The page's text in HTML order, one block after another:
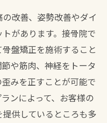
改善、姿勢改善やダイ
があります。接骨院で
盤矯正を施術すること
や筋肉、神経をトータ
みを正すことが可能で
ンによって、お客様の
供しているところも多